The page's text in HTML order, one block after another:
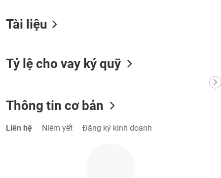
Tài liệu
Tỷ lệ cho vay ký quỹ
Thông tin cơ bản
Liên hệ Niêm yết Đăng ký kinh doanh
THÔNG
BẤT